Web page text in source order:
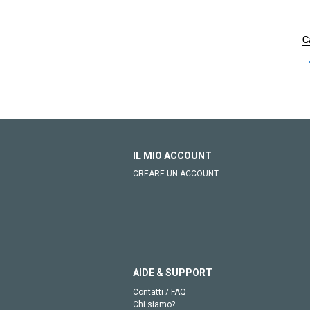
IL MIO ACCOUNT
CREARE UN ACCOUNT
AIDE & SUPPORT
Contatti / FAQ
Chi siamo?